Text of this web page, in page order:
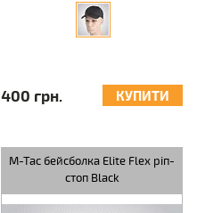
400 грн. КУПИТИ
M-Tac бейсболка Elite Flex ріп-
стоп Black